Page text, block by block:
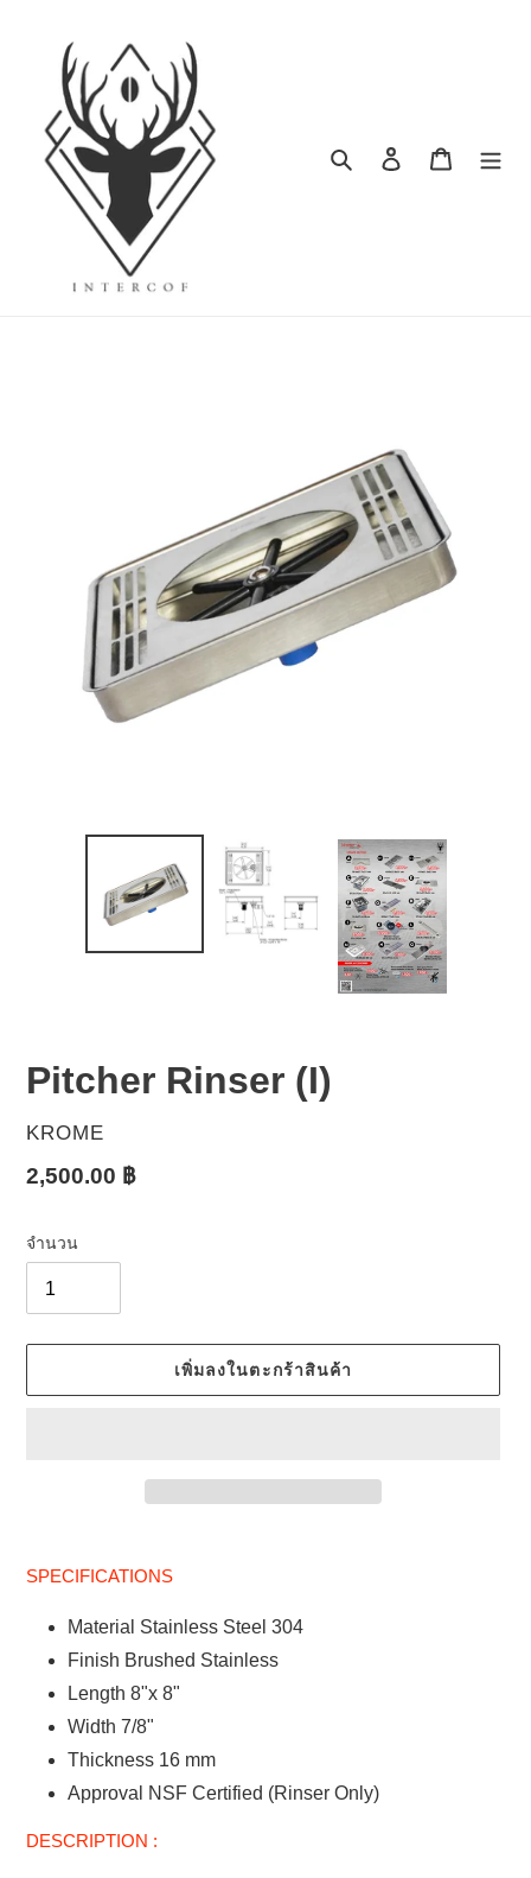
ค้นหา เข้าสู่ระบบตะกร้าสิ
Pitcher Rinser (I)
ผู้
KROME
ราคา
2,500.00 ฿
จำนวน
เพิ่มลงในตะกร้าสินค้า
เพิ่มสิน
ตะกร้า
สินค้า
ของ
SPECIFICATIONS
Material Stainless Steel 304
Finish Brushed Stainless
Length 8"x 8"
Width 7/8"
Thickness 16 mm
Approval NSF Certified (Rinser Only)
DESCRIPTION :